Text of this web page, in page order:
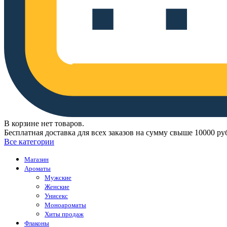
В корзине нет товаров.
Бесплатная доставка для всех заказов на сумму свыше 10000
Все категории
Магазин
Ароматы
Мужские
Женские
Унисекс
Моноароматы
Хиты продаж
Флаконы